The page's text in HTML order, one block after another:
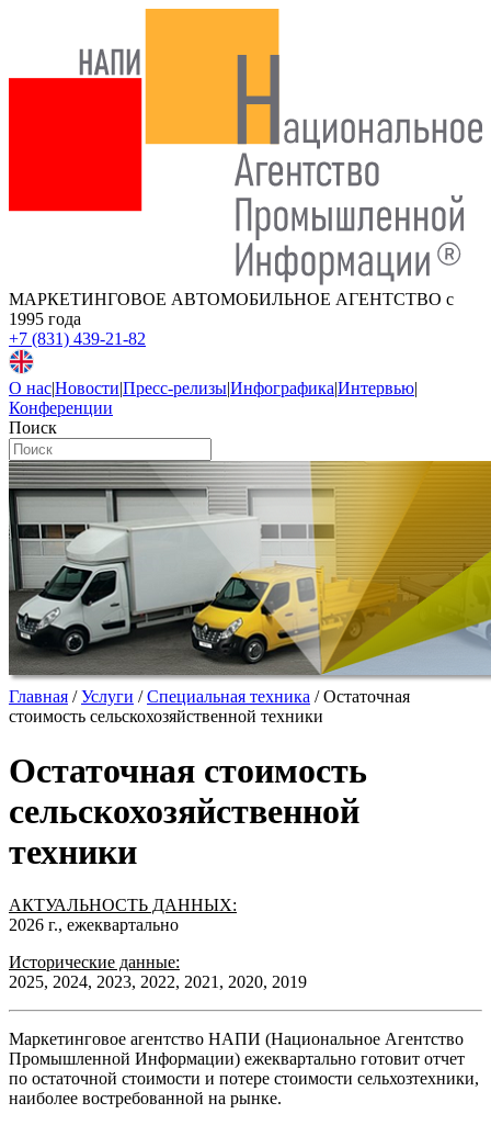
МАРКЕТИНГОВОЕ АВТОМОБИЛЬНОЕ АГЕНТСТВО с
1995 года
+7 (831) 439-21-82
О нас|Новости|Пресс-релизы|Инфографика|Интервью|
Конференции
Поиск
Главная /Услуги /Специальная техника /Остаточная
стоимость сельскохозяйственной техники
Остаточная стоимость
сельскохозяйственной
техники
АКТУАЛЬНОСТЬ ДАННЫХ:
2026 г., ежеквартально
Исторические данные:
2025, 2024, 2023, 2022, 2021, 2020, 2019
Маркетинговое агентство НАПИ (Национальное Агентство
Промышленной Информации) ежеквартально готовит отчет
по остаточной стоимости и потере стоимости сельхозтехники,
наиболее востребованной на рынке.